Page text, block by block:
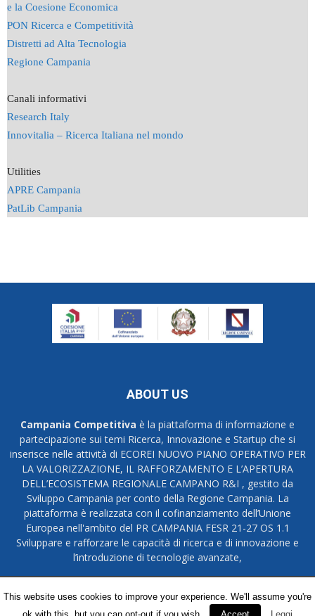
e la Coesione Economica
PON Ricerca e Competitività
Distretti ad Alta Tecnologia
Regione Campania
Canali informativi
Research Italy
Innovitalia – Ricerca Italiana nel mondo
Utilities
APRE Campania
PatLib Campania
ABOUT US
Campania Competitiva è la piattaforma di informazione e
partecipazione sui temi Ricerca, Innovazione e Startup che si
inserisce nelle attività di ECOREI NUOVO PIANO OPERATIVO PER
LA VALORIZZAZIONE, IL RAFFORZAMENTO E L’APERTURA
DELL’ECOSISTEMA REGIONALE CAMPANO R&I , gestito da
Sviluppo Campania per conto della Regione Campania. La
piattaforma è realizzata con il cofinanziamento dell’Unione
Europea nell'ambito del PR CAMPANIA FESR 21-27 OS 1.1
Sviluppare e rafforzare le capacità di ricerca e di innovazione e
l’introduzione di tecnologie avanzate,
Credits
Privacy Policy
This website uses cookies to improve your experience. We'll assume you're